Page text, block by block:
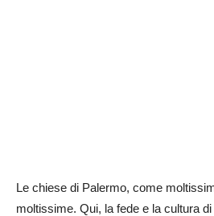
Le chiese di Palermo, come
moltissime. Qui, la fede e la cultura